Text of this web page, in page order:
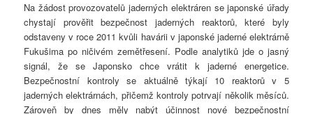
Na žádost provozovatelů jaderných elektráren se japonské úřady
chystají prověřit bezpečnost jaderných reaktorů, které byly
odstaveny v roce 2011 kvůli havárii v japonské jaderné elektrárně
Fukušima po ničivém zemětřesení. Podle analytiků jde o jasný
signál, že se Japonsko chce vrátit k jaderné energetice.
Bezpečnostní kontroly se aktuálně týkají 10 reaktorů v 5
jaderných elektrárnách, přičemž kontroly potrvají několik měsíců.
Zároveň by dnes měly nabýt účinnost nové bezpečnostní